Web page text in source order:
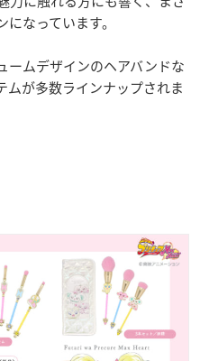
なっています。
ームデザインのヘアバンドな
ムが多数ラインナップされま